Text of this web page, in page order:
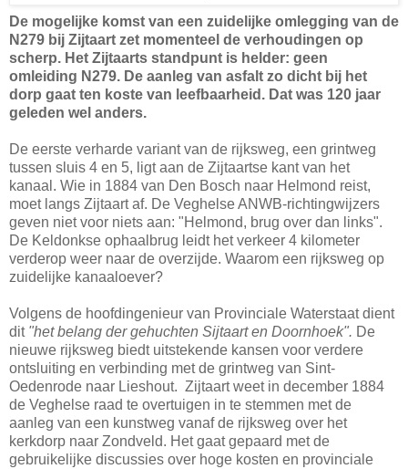
De mogelijke komst van een zuidelijke omlegging van de
N279 bij Zijtaart zet momenteel de verhoudingen op
scherp. Het Zijtaarts standpunt is helder: geen
omleiding N279. De aanleg van asfalt zo dicht bij het
dorp gaat ten koste van leefbaarheid. Dat was 120 jaar
geleden wel anders.
De eerste verharde variant van de rijksweg, een grintweg
tussen sluis 4 en 5, ligt aan de Zijtaartse kant van het
kanaal. Wie in 1884 van Den Bosch naar Helmond reist,
moet langs Zijtaart af. De Veghelse ANWB-richtingwijzers
geven niet voor niets aan: "Helmond, brug over dan links".
De Keldonkse ophaalbrug leidt het verkeer 4 kilometer
verderop weer naar de overzijde. Waarom een rijksweg op
zuidelijke kanaaloever?
Volgens de hoofdingenieur van Provinciale Waterstaat dient
dit "het belang der gehuchten Sijtaart en Doornhoek". De
nieuwe rijksweg biedt uitstekende kansen voor verdere
ontsluiting en verbinding met de grintweg van Sint-
Oedenrode naar Lieshout. Zijtaart weet in december 1884
de Veghelse raad te overtuigen in te stemmen met de
aanleg van een kunstweg vanaf de rijksweg over het
kerkdorp naar Zondveld. Het gaat gepaard met de
gebruikelijke discussies over hoge kosten en provinciale